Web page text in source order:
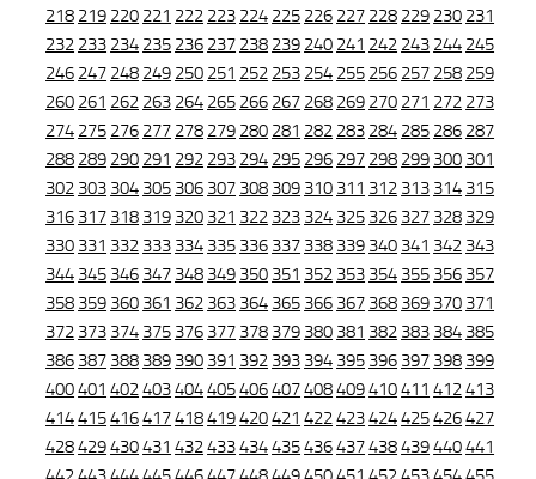
218 219 220 221 222 223 224 225 226 227 228 229 230 231
232 233 234 235 236 237 238 239 240 241 242 243 244 245
246 247 248 249 250 251 252 253 254 255 256 257 258 259
260 261 262 263 264 265 266 267 268 269 270 271 272 273
274 275 276 277 278 279 280 281 282 283 284 285 286 287
288 289 290 291 292 293 294 295 296 297 298 299 300 301
302 303 304 305 306 307 308 309 310 311 312 313 314 315
316 317 318 319 320 321 322 323 324 325 326 327 328 329
330 331 332 333 334 335 336 337 338 339 340 341 342 343
344 345 346 347 348 349 350 351 352 353 354 355 356 357
358 359 360 361 362 363 364 365 366 367 368 369 370 371
372 373 374 375 376 377 378 379 380 381 382 383 384 385
386 387 388 389 390 391 392 393 394 395 396 397 398 399
400401 402403404405406407408409410411 412413
414415416417418419420421 422423424425426427
428429430431 432433434435436437438439440441